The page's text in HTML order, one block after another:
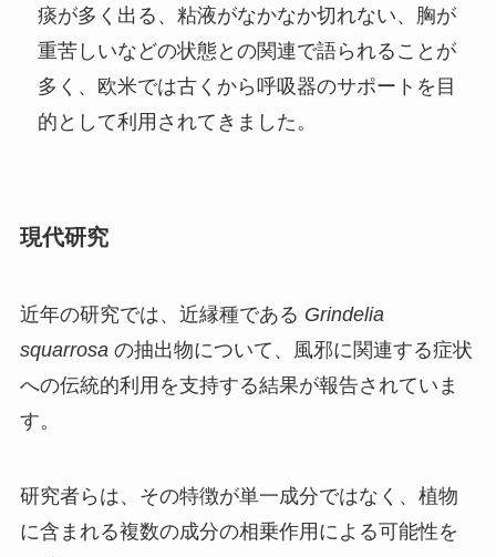
痰が多く出る、粘液がなかなか切れない、胸が
重苦しいなどの状態との関連で語られることが
多く、欧米では古くから呼吸器のサポートを目
的として利用されてきました。
現代研究
近年の研究では、近縁種である Grindelia
squarrosa の抽出物について、風邪に関連する症状
への伝統的利用を支持する結果が報告されていま
す。
研究者らは、その特徴が単一成分ではなく、植物
に含まれる複数の成分の相乗作用による可能性を